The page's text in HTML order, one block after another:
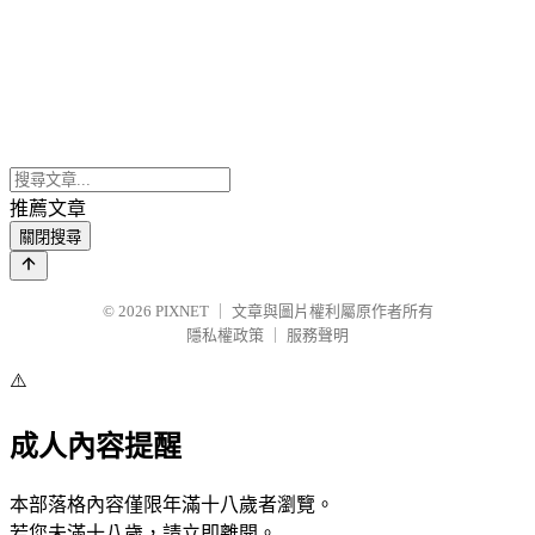
推薦文章
關閉搜尋
© 2026 PIXNET
文章與圖片權利屬原作者所有
隱私權政策
服務聲明
⚠️
成人內容提醒
本部落格內容僅限年滿十八歲者瀏覽。